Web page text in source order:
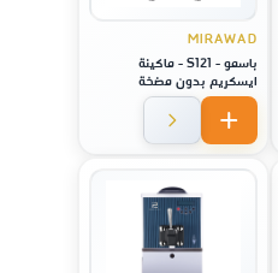
MIRAWAD
باسمو - S121 - ماكينة
ايسكريم بدون مضخة